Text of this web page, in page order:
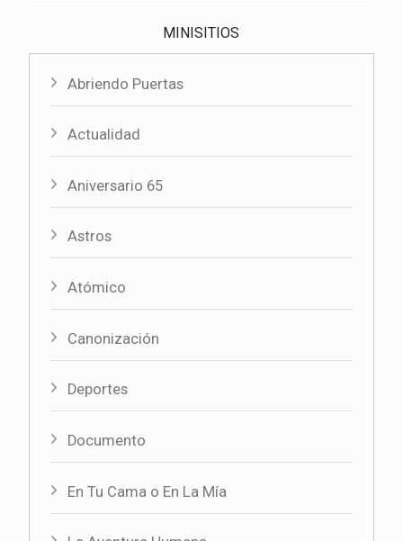
MINISITIOS
Abriendo Puertas
Actualidad
Aniversario 65
Astros
Atómico
Canonización
Deportes
Documento
En Tu Cama o En La Mía